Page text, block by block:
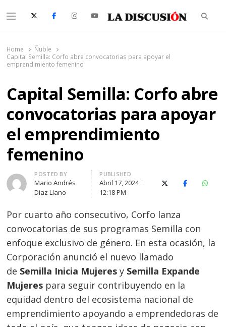
Menu
Home
Ñuble
Capital Semilla: Corfo abre convocatorias para apoyar el
emprendimiento femenino
Capital Semilla: Corfo abre
convocatorias para apoyar
el emprendimiento
femenino
Author
POSTED BY
Mario Andrés
Diaz Llano
PUBLISHED
Abril 17, 2024
12:18 PM
X (Twitter)Facebook
Por cuarto año consecutivo, Corfo lanza
convocatorias de sus programas Semilla con
enfoque exclusivo de género. En esta ocasión, la
Corporación anunció el nuevo llamado
de Semilla Inicia Mujeres y Semilla Expande
Mujeres para seguir contribuyendo en la
equidad dentro del ecosistema nacional de
emprendimiento apoyando a emprendedoras de